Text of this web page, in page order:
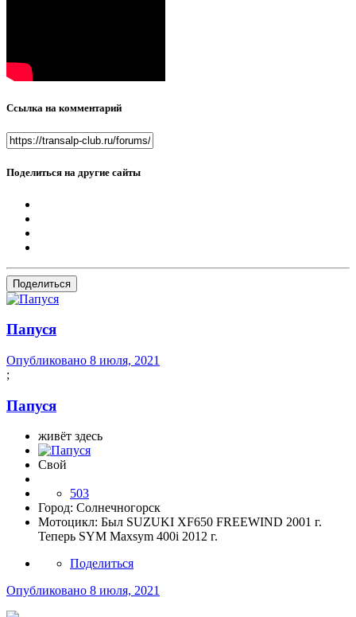
Ссылка на комментарий
Поделиться на другие сайты
Поделиться
Папуся
Опубликовано 8 июля, 2021
;
Папуся
живёт здесь
Свой
503
Город: Солнечногорск
Мотоцикл: Был SUZUKI XF650 FREEWIND 2001 г.
Теперь SYM Maxsym 400i 2012 г.
Поделиться
Опубликовано 8 июля, 2021